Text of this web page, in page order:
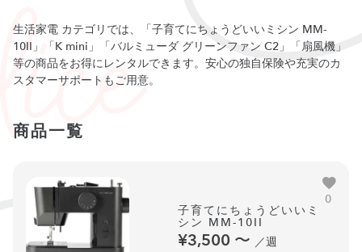
生活家電 カテゴリでは、「子育てにちょうどいいミシン MM-
10II」「K mini」「バルミューダ グリーンファン C2」「扇風機」
等の商品をお得にレンタルできます。安心の独自保険や充実のカ
スタマーサポートもご用意。
商品一覧
子育てにちょうどいいミ
シン MM-10II
¥3,500 〜 ／週
0